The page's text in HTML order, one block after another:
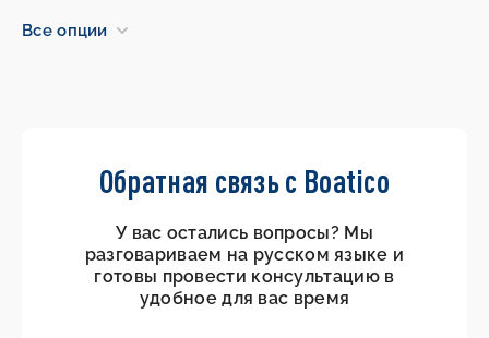
Все опции
Обратная связь с Boatico
У вас остались вопросы? Мы
разговариваем на русском языке и
готовы провести консультацию в
удобное для вас время